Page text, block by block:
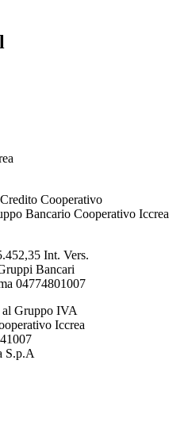
Cooperativo
Bancario Cooperativo Iccrea
Int. Vers.
Bancari
04774801007
al Gruppo IVA
Iccrea
S.p.A